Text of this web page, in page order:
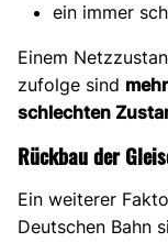
ein immer
Einem
zufolge sind
schlechten
Rückbau der
Ein weiterer
Deutschen Bahn